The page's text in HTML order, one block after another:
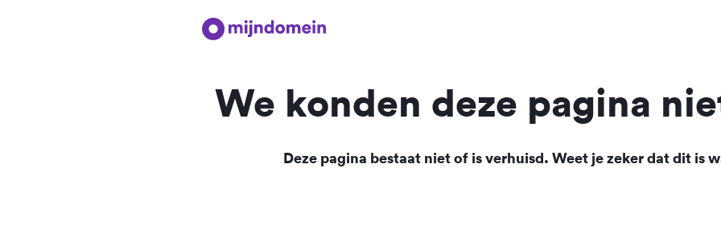
We konden deze pagina
Deze pagina bestaat niet of is verhuisd. Weet je zeker dat dit is